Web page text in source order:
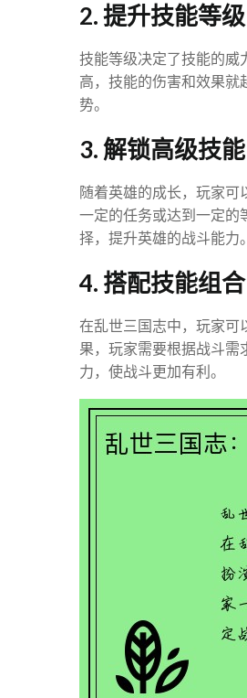
2. 提升技能等级
技能等级决定了技能的威
高，技能的伤害和效果
势。
3. 解锁高级技能
随着英雄的成长，玩家
一定的任务或达到一定的
择，提升英雄的战斗能力。
4. 搭配技能组合
在乱世三国志中，玩家可
果，玩家需要根据战斗需
力，使战斗更加有利。